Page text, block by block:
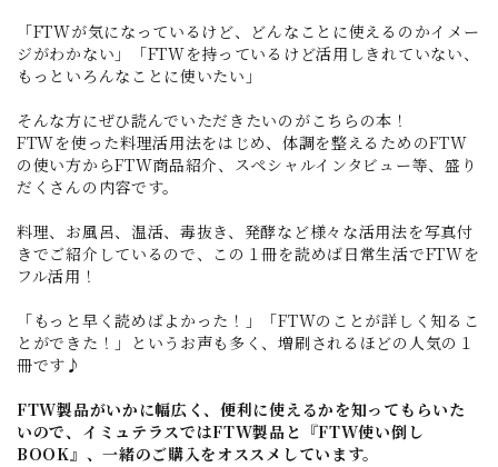
「FTWが気になっているけど、どんなことに使えるのかイメー
ジがわかない」「FTWを持っているけど活用しきれていない、
もっといろんなことに使いたい」
そんな方にぜひ読んでいただきたいのがこちらの本！
FTWを使った料理活用法をはじめ、体調を整えるためのFTW
の使い方からFTW商品紹介、スペシャルインタビュー等、盛り
だくさんの内容です。
料理、お風呂、温活、毒抜き、発酵など様々な活用法を写真付
きでご紹介しているので、この１冊を読めば日常生活でFTWを
フル活用！
「もっと早く読めばよかった！」「FTWのことが詳しく知るこ
とができた！」というお声も多く、増刷されるほどの人気の１
冊です♪
FTW製品がいかに幅広く、便利に使えるかを知ってもらいた
いので、イミュテラスではFTW製品と『FTW使い倒し
BOOK』、一緒のご購入をオススメしています。